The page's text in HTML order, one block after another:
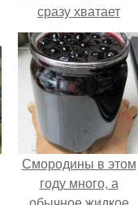
сразу хватает
удобрение.
Смородины в этом
году много, а